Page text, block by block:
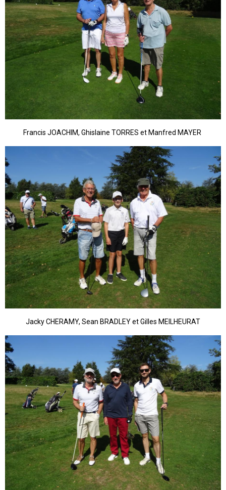
Francis JOACHIM, Ghislaine TORRES et Manfred MAYER
Jacky CHERAMY, Sean BRADLEY et Gilles MEILHEURAT